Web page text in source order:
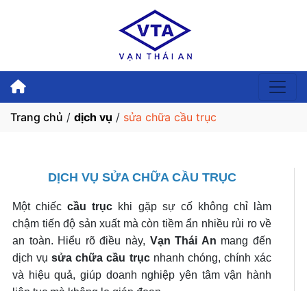
Trang chủ / dịch vụ / sửa chữa cầu trục
DỊCH VỤ SỬA CHỮA CẦU TRỤC
Một chiếccầu trục khi gặp sự cố không chỉ làm
chậm tiến độ sản xuất mà còn tiềm ẩn nhiều rủi ro về
an toàn. Hiểu rõ điều này, Vạn Thái An mang đến
dịch vụsửa chữa cầu trụcnhanh chóng, chính xác
và hiệu quả, giúp doanh nghiệp yên tâm vận hành